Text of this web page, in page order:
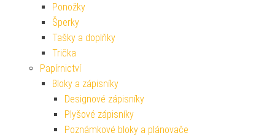
Ponožky
Šperky
Tašky a doplňky
Trička
Papírnictví
Bloky a zápisníky
Designové zápisníky
Plyšové zápisníky
Poznámkové bloky a plánovače